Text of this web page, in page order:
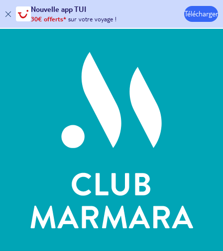
Nouvelle app TUI
30€ offerts*sur votre
avec le code :HAPPYAPP
Télécharger
Hôtels & Clubs